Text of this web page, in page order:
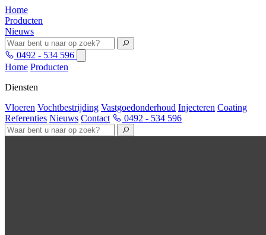
Home
Producten
Nieuws
0492 - 534 596
Home Producten
Diensten
Vloeren Vochtbestrijding Vastgoedonderhoud Injecteren Coating
Referenties Nieuws Contact 0492 - 534 596